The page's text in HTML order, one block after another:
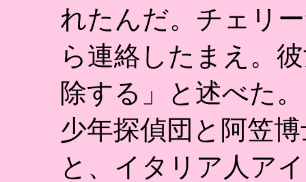
れたんだ。チェリ
ら連絡したまえ。
除する」と述べた。
少年探偵団と阿笠
と、イタリア人ア